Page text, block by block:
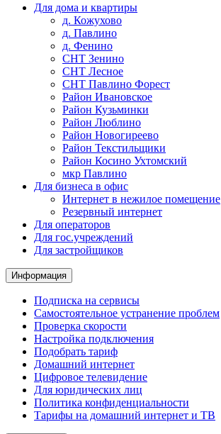
Для дома и квартиры
д. Кожухово
д. Павлино
д. Фенино
СНТ Зенино
СНТ Лесное
СНТ Павлино Форест
Район Ивановское
Район Кузьминки
Район Люблино
Район Новогиреево
Район Текстильщики
Район Косино Ухтомский
мкр Павлино
Для бизнеса в офис
Интернет в нежилое помещение
Резервный интернет
Для операторов
Для гос.учреждений
Для застройщиков
Информация
Подписка на сервисы
Самостоятельное устранение проблем
Проверка скорости
Настройка подключения
Подобрать тариф
Домашний интернет
Цифровое телевидение
Для юридических лиц
Политика конфиденциальности
Тарифы на домашний интернет и ТВ